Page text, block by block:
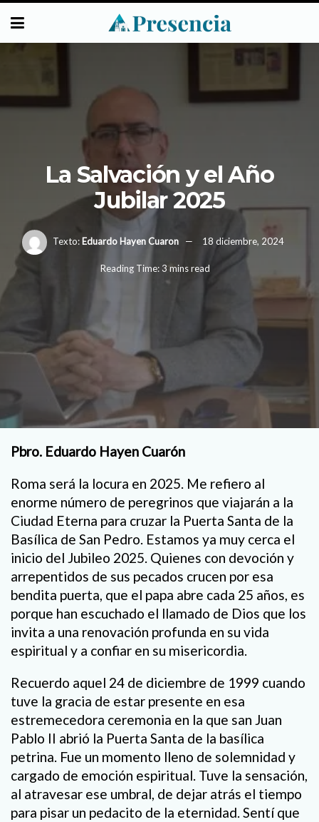
La Salvación y el Año
Jubilar 2025
Texto: Eduardo Hayen Cuaron 18 diciembre, 2024
Reading Time: 3 mins read
Pbro. Eduardo Hayen Cuarón
Roma será la locura en 2025. Me refiero al
enorme número de peregrinos que viajarán a la
Ciudad Eterna para cruzar la Puerta Santa de la
Basílica de San Pedro. Estamos ya muy cerca el
inicio del Jubileo 2025. Quienes con devoción y
arrepentidos de sus pecados crucen por esa
bendita puerta, que el papa abre cada 25 años, es
porque han escuchado el llamado de Dios que los
invita a una renovación profunda en su vida
espiritual y a confiar en su misericordia.
Recuerdo aquel 24 de diciembre de 1999 cuando
tuve la gracia de estar presente en esa
estremecedora ceremonia en la que san Juan
Pablo II abrió la Puerta Santa de la basílica
petrina. Fue un momento lleno de solemnidad y
cargado de emoción espiritual. Tuve la sensación,
al atravesar ese umbral, de dejar atrás el tiempo
para pisar un pedacito de la eternidad. Sentí que